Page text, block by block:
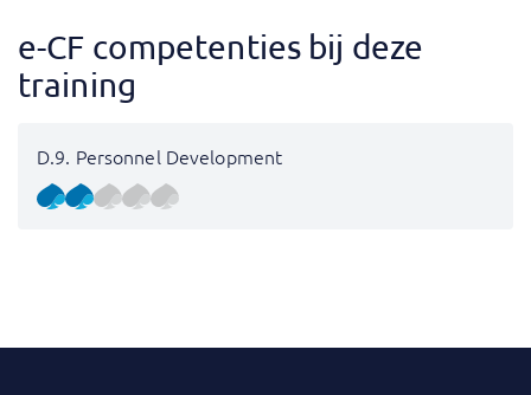
e-CF competenties bij deze
training
D.9. Personnel Development